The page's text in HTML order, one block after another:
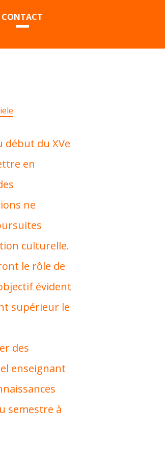
CONTACT
début du XVe
en
ne
culturelle.
le rôle de
évident
supérieur le
des
enseignant
semestre à